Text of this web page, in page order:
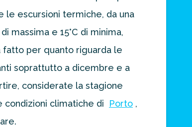
escursioni termiche, da una
massima e 15°C di minima,
fatto per quanto riguarda le
soprattutto a dicembre e a
considerate la stagione
climatiche di
Porto ,